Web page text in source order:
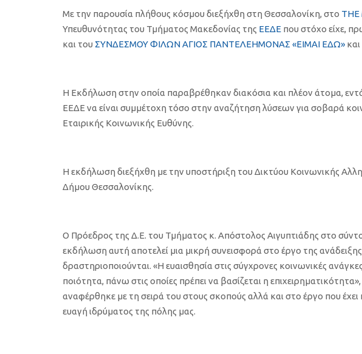
Με την παρουσία πλήθους κόσμου διεξήχθη στη Θεσσαλονίκη, στo THE
Υπευθυνότητας του Τμήματος Μακεδονίας της ΕΕΔΕ που στόχο είχε,
και του ΣΥΝΔΕΣΜΟΥ ΦΙΛΩΝ ΑΓΙΟΣ ΠΑΝΤΕΛΕΗΜΟΝΑΣ «ΕΙΜΑΙ ΕΔΩ»
Η Εκδήλωση στην οποία παραβρέθηκαν διακόσια και πλέον άτομα,
ΕΕΔΕ να είναι συμμέτοχη τόσο στην αναζήτηση λύσεων για σοβαρά
Εταιρικής Κοινωνικής Ευθύνης.
Η εκδήλωση διεξήχθη με την υποστήριξη του Δικτύου Κοινωνικής
Δήμου Θεσσαλονίκης.
Ο Πρόεδρος της Δ.Ε. του Τμήματος κ. Απόστολος Αιγυπτιάδης στο
εκδήλωση αυτή αποτελεί μια μικρή συνεισφορά στο έργο της
δραστηριοποιούνται. «Η ευαισθησία στις σύγχρονες κοινωνικές
ποιότητα, πάνω στις οποίες πρέπει να βασίζεται η
αναφέρθηκε με τη σειρά του στους σκοπούς αλλά και στο έργο που
ευαγή ιδρύματος της πόλης μας.